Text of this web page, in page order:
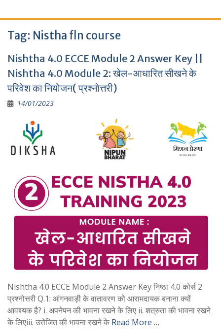
Tag: Nistha fln course
Nishtha 4.0 ECCE Module 2 Answer Key ||
Nishtha 4.0 Module 2: खेल-आधारित सीखने के
परिवेश का नियोजन( प्रश्नोत्तरी)
14/01/2023
Nishtha 4.0 ECCE Module 2 Answer Key निष्ठा 4.0 कोर्स 2
प्रश्नोत्तरी Q.1: आंगनवाड़ी के वातावरण को आरामदायक बनाना क्यों
आवश्यक है? i. अपनेपन की भावना रखने के लिए ii. शत्रुता की भावना रखने
के लिएiii. उत्तेजित की भावना रखने के Read More …